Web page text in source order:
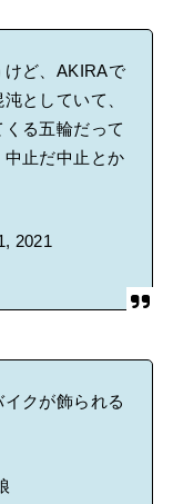
けど、AKIRAで
としていて、
る五輪だって
止だ中止とか
2021
クが飾られる